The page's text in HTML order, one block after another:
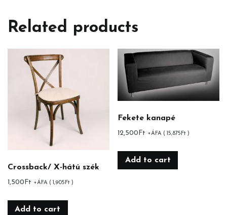
Related products
Crossback/ X-hátú szék
1,500 Ft +ÁFA ( 1,905Ft )
Add to cart
Fekete kanapé
12,500 Ft +ÁFA ( 15,875 Ft )
Add to cart